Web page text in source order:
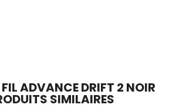
ADVANCE DRIFT 2 NOIR
SIMILAIRES